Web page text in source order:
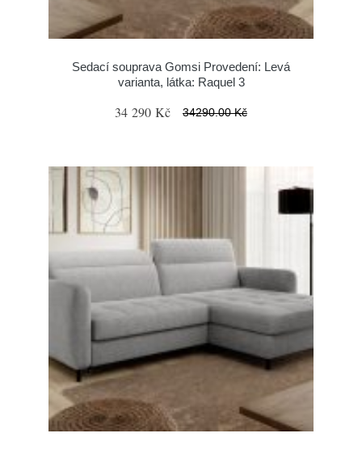
Sedací souprava Gomsi Provedení: Levá
varianta, látka: Raquel 3
34 290 Kč 34290.00 Kč